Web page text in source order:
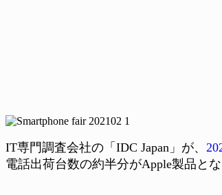
IT専門調査会社の「IDC Japan」が、
電話出荷台数の約半分がApple製品とな